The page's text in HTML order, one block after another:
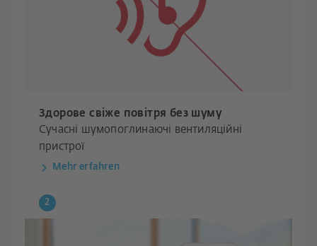
Здорове свіже повітря без шуму
Сучасні шумопоглинаючі вентиляційні
пристрої
Mehr erfahren